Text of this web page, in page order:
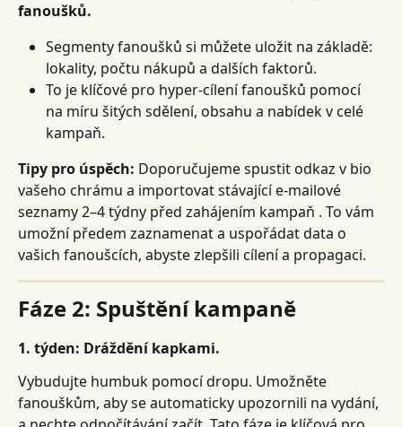
fanoušků.
Segmenty fanoušků si můžete uložit na základě:
lokality, počtu nákupů a dalších faktorů.
To je klíčové pro hyper-cílení fanoušků pomocí
na míru šitých sdělení, obsahu a nabídek v celé
kampaň.
Tipy pro úspěch: Doporučujeme spustit odkaz v bio
vašeho chrámu a importovat stávající e-mailové
seznamy 2–4 týdny před zahájením kampaň . To vám
umožní předem zaznamenat a uspořádat data o
vašich fanoušcích, abyste zlepšili cílení a propagaci.
Fáze 2: Spuštění kampaně
1. týden: Dráždění kapkami.
Vybudujte humbuk pomocí dropu. Umožněte
fanouškům, aby se automaticky upozornili na vydání,